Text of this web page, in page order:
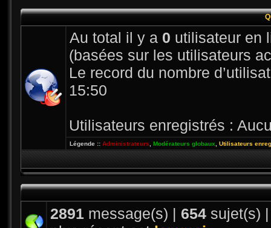
Au total il y a 0 utilisateur en
(basées sur les utilisateurs
Le record du nombre
15:50
Utilisateurs enregistrés :
Légende :: Administrateurs Modérateurs globaux Utilisateurs
2891 message(s) | 654 sujet(s)